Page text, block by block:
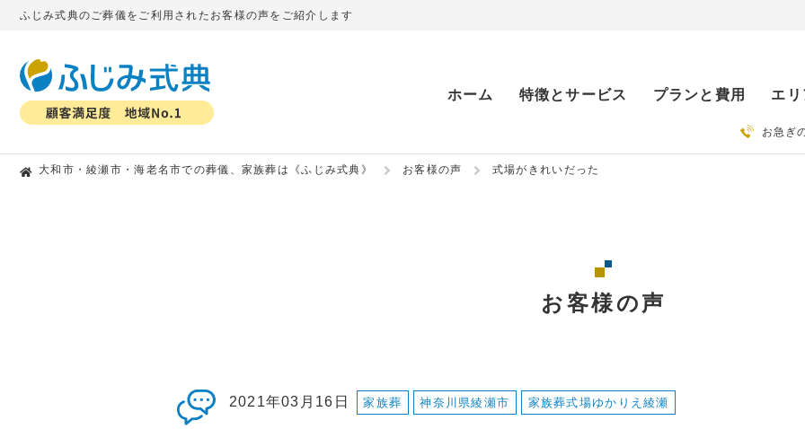
ふじみ式典のご葬儀をご利用されたお客様の声をご紹介します
ホーム 特徴とサービス プランと費用 エ
お急ぎ
大和市・綾瀬市・海老名市での葬儀、家族葬は《ふじみ式典》 お客様の声 式場がきれいだった
お客様の声
2021年03月16日 家族葬 神奈川県綾瀬市 家族葬式場ゆかりえ綾瀬